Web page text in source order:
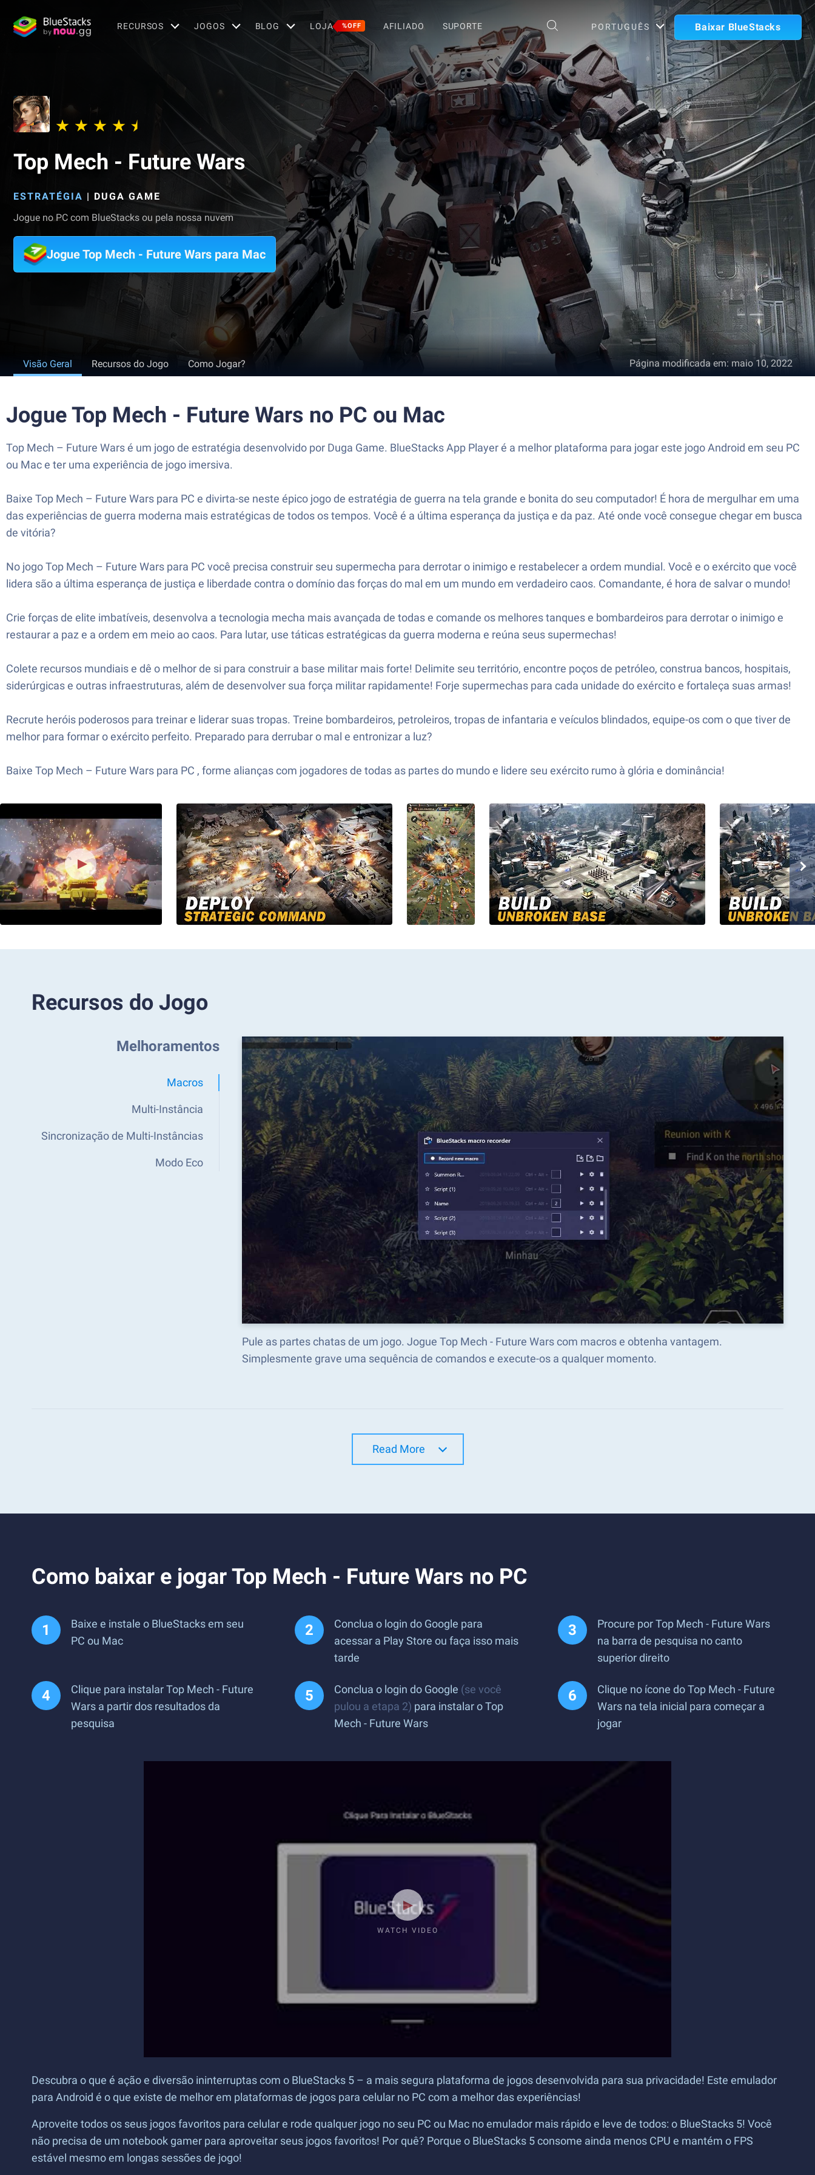
RECURSOS JOGOS BLOG LOJA %OFF AFILIADO SUPORTE PORTUGUÊS Baixar BlueStacks
Top Mech - Future Wars
ESTRATÉGIA | DUGA GAME
Jogue no PC com BlueStacks ou pela nossa nuvem
Jogue Top Mech - Future Wars para Mac
Visão Geral Recursos do Jogo Como Jogar? Página modificada em: maio 10, 2022
Jogue Top Mech - Future Wars no PC ou Mac
Top Mech – Future Wars é um jogo de estratégia desenvolvido por Duga Game. BlueStacks App Player é a melhor plataforma para jogar este jogo Android em seu PC
ou Mac e ter uma experiência de jogo imersiva.
Baixe Top Mech – Future Wars para PC e divirta-se neste épico jogo de estratégia de guerra na tela grande e bonita do seu computador! É hora de mergulhar em uma
das experiências de guerra moderna mais estratégicas de todos os tempos. Você é a última esperança da justiça e da paz. Até onde você consegue chegar em busca
de vitória?
No jogo Top Mech – Future Wars para PC você precisa construir seu supermecha para derrotar o inimigo e restabelecer a ordem mundial. Você e o exército que você
lidera são a última esperança de justiça e liberdade contra o domínio das forças do mal em um mundo em verdadeiro caos. Comandante, é hora de salvar o mundo!
Crie forças de elite imbatíveis, desenvolva a tecnologia mecha mais avançada de todas e comande os melhores tanques e bombardeiros para derrotar o inimigo e
restaurar a paz e a ordem em meio ao caos. Para lutar, use táticas estratégicas da guerra moderna e reúna seus supermechas!
Colete recursos mundiais e dê o melhor de si para construir a base militar mais forte! Delimite seu território, encontre poços de petróleo, construa bancos, hospitais,
siderúrgicas e outras infraestruturas, além de desenvolver sua força militar rapidamente! Forje supermechas para cada unidade do exército e fortaleça suas armas!
Recrute heróis poderosos para treinar e liderar suas tropas. Treine bombardeiros, petroleiros, tropas de infantaria e veículos blindados, equipe-os com o que tiver de
melhor para formar o exército perfeito. Preparado para derrubar o mal e entronizar a luz?
Baixe Top Mech – Future Wars para PC , forme alianças com jogadores de todas as partes do mundo e lidere seu exército rumo à glória e dominância!
Recursos do Jogo
Melhoramentos
Macros
Multi-Instância
Sincronização de Multi-Instâncias
Modo Eco
Pule as partes chatas de um jogo. Jogue Top Mech - Future Wars com macros e obtenha vantagem.
Simplesmente grave uma sequência de comandos e execute-os a qualquer momento.
Read More
Como baixar e jogar Top Mech - Future Wars no PC
Baixe e instale o BlueStacks em seu
PC ou Mac
Conclua o login do Google para
acessar a Play Store ou faça isso mais
tarde
Procure por Top Mech - Future Wars
na barra de pesquisa no canto
superior direito
Clique para instalar Top Mech - Future
Wars a partir dos resultados da
pesquisa
Conclua o login do Google (se você
pulou a etapa 2) para instalar o Top
Mech - Future Wars
Clique no ícone do Top Mech - Future
Wars na tela inicial para começar a
jogar
WATCH VIDEO
Descubra o que é ação e diversão ininterruptas com o BlueStacks 5 – a mais segura plataforma de jogos desenvolvida para sua privacidade! Este emulador
para Android é o que existe de melhor em plataformas de jogos para celular no PC com a melhor das experiências!
Aproveite todos os seus jogos favoritos para celular e rode qualquer jogo no seu PC ou Mac no emulador mais rápido e leve de todos: o BlueStacks 5! Você
não precisa de um notebook gamer para aproveitar seus jogos favoritos! Por quê? Porque o BlueStacks 5 consome ainda menos CPU e mantém o FPS
estável mesmo em longas sessões de jogo!